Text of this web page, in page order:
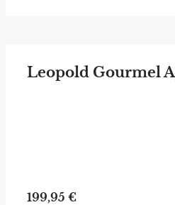
Leopold Gourmel
199,95 €